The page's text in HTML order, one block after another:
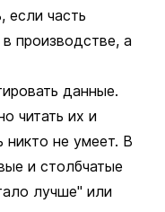
если часть
производстве, а
данные.
читать их и
никто не умеет. В
и столбчатые
лучше" или